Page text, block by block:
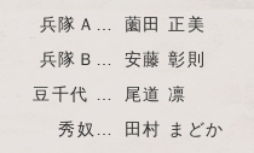
兵隊Ａ…
薗田 正美
兵隊Ｂ…
安藤 彰則
豆千代 …
尾道 凛
秀奴…
田村 まどか